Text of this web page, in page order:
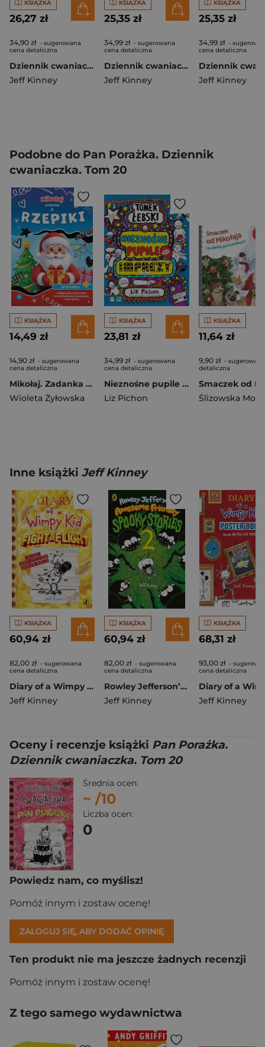
KSIĄŻKA
26,27 zł
34,90 zł - sugerowana
cena detaliczna
Dziennik cwaniaczka 12 No to lecimy
Jeff Kinney
KSIĄŻKA
25,35 zł
34,99 zł - sugerowana
cena detaliczna
Dziennik cwaniaczka Zezowate szczęście
Jeff Kinney
KSIĄŻKA
25,35 zł
34,99 zł -
cena detaliczna
Jeff Kinney
Podobne do Pan Porażka. Dziennik
cwaniaczka. Tom 20
KSIĄŻKA
14,49 zł
14,90 zł - sugerowana
cena detaliczna
Mikołaj. Zadanka & rzepiki
Wioleta Żyłowska
KSIĄŻKA
23,81 zł
34,99 zł - sugerowana
cena detaliczna
Nieznośne pupile oraz imprezy (Oby…). Tomek Łebski
Liz Pichon
KSIĄŻKA
11,64 zł
9,90 zł -
detaliczna
Ślizowska
Inne książki Jeff Kinney
KSIĄŻKA
60,94 zł
82,00 zł - sugerowana
cena detaliczna
Diary of a Wimpy Kid. Fight or Flight. Book 21
Jeff Kinney
KSIĄŻKA
60,94 zł
82,00 zł - sugerowana
cena detaliczna
Rowley Jefferson’s Awesome Friendly Spooky 2
Jeff Kinney
KSIĄŻKA
68,31 zł
93,00 zł -
cena detaliczna
Jeff Kinney
Oceny i recenzje książki Pan Porażka.
Dziennik cwaniaczka. Tom 20
Średnia ocen:
~ /10
Liczba ocen:
0
Powiedz nam, co myślisz!
Pomóż innym i zostaw ocenę!
ZALOGUJ SIĘ, ABY DODAĆ OPINIĘ
Ten produkt nie ma jeszcze żadnych recenzji
Pomóż innym i zostaw ocenę!
Z tego samego wydawnictwa